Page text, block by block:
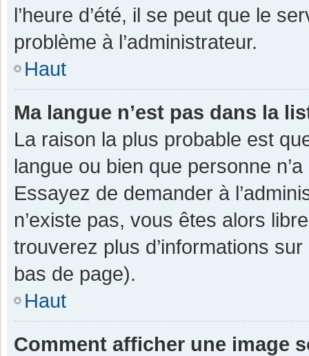
l’heure d’été, il se peut que le
problème à l’administrateur.
Haut
Ma langue n’est pas dans la
La raison la plus probable est
langue ou bien que personne
Essayez de demander à
n’existe pas, vous êtes alors
trouverez plus d’informations
bas de page).
Haut
Comment afficher une image